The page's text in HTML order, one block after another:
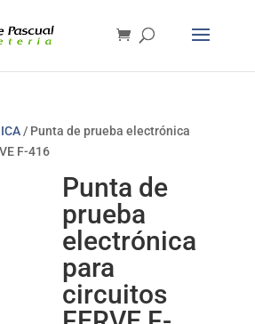
/ Punta de prueba electrónica
F-416
Punta de
prueba
electrónica
para
circuitos